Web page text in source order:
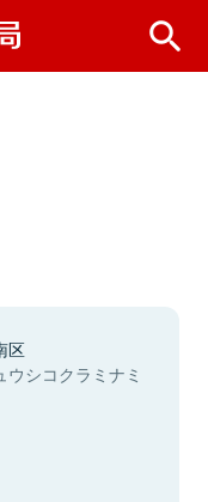
区
ウシコクラミナミ